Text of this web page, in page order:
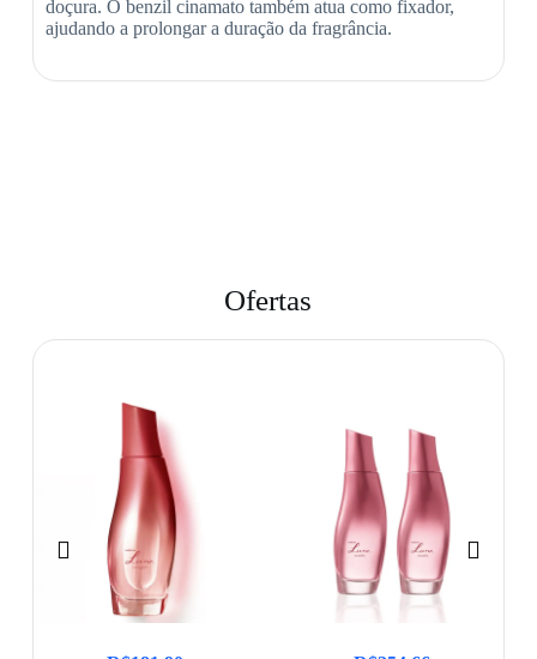
doçura. O benzil cinamato também atua como fixador,
ajudando a prolongar a duração da fragrância.
Ofertas